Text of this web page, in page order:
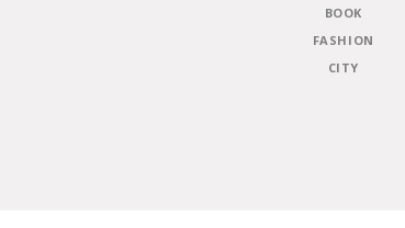
BOOK
FASHION
CITY